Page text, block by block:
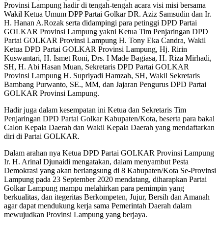
Provinsi Lampung hadir di tengah-tengah acara visi misi bersama
Wakil Ketua Umum DPP Partai Golkar DR. Aziz Samsudin dan Ir.
H. Hanan A.Rozak serta didampingi para petinggi DPD Partai
GOLKAR Provinsi Lampung yakni Ketua Tim Penjaringan DPD
Partai GOLKAR Provinsi Lampung H. Tony Eka Candra, Wakil
Ketua DPD Partai GOLKAR Provinsi Lampung, Hj. Ririn
Kuswantari, H. Ismet Roni, Drs. I Made Bagiasa, H. Riza Mirhadi,
SH, H. Abi Hasan Muan, Sekretaris DPD Partai GOLKAR
Provinsi Lampung H. Supriyadi Hamzah, SH, Wakil Sekretaris
Bambang Purwanto, SE., MM, dan Jajaran Pengurus DPD Partai
GOLKAR Provinsi Lampung.
Hadir juga dalam kesempatan ini Ketua dan Sekretaris Tim
Penjaringan DPD Partai Golkar Kabupaten/Kota, beserta para bakal
Calon Kepala Daerah dan Wakil Kepala Daerah yang mendaftarkan
diri di Partai GOLKAR.
Dalam arahan nya Ketua DPD Partai GOLKAR Provinsi Lampung
Ir. H. Arinal Djunaidi mengatakan, dalam menyambut Pesta
Demokrasi yang akan berlangsung di 8 Kabupaten/Kota Se-Provinsi
Lampung pada 23 September 2020 mendatang, diharapkan Partai
Golkar Lampung mampu melahirkan para pemimpin yang
berkualitas, dan itegeritas Berkompeten, Jujur, Bersih dan Amanah
agar dapat mendukung kerja sama Pemerintah Daerah dalam
mewujudkan Provinsi Lampung yang berjaya.